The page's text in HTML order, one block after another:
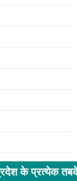
के कल्याण हेतु